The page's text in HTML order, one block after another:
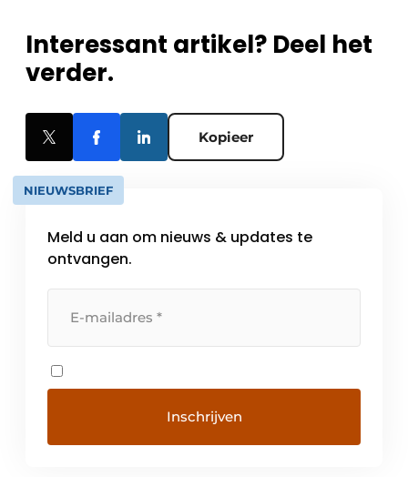
Interessant artikel? Deel het
verder.
Kopieer
NIEUWSBRIEF
Meld u aan om nieuws & updates te
ontvangen.